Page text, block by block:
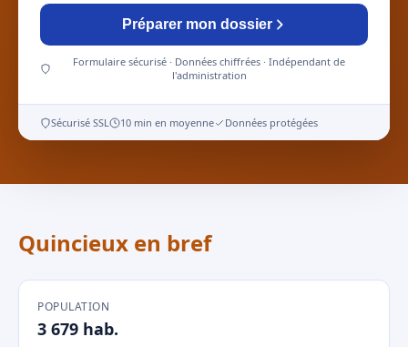
Préparer mon dossier
Formulaire sécurisé · Données chiffrées · Indépendant de
l'administration
Sécurisé SSL 10 min en moyenne Données protégées
Quincieux en bref
POPULATION
3 679 hab.